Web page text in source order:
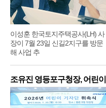
이성훈 한국토지주택공사(LH) 사
장이 7월 23일 신길2지구를 방문
해 사업 추
조유진 영등포구청장, 어린이
기